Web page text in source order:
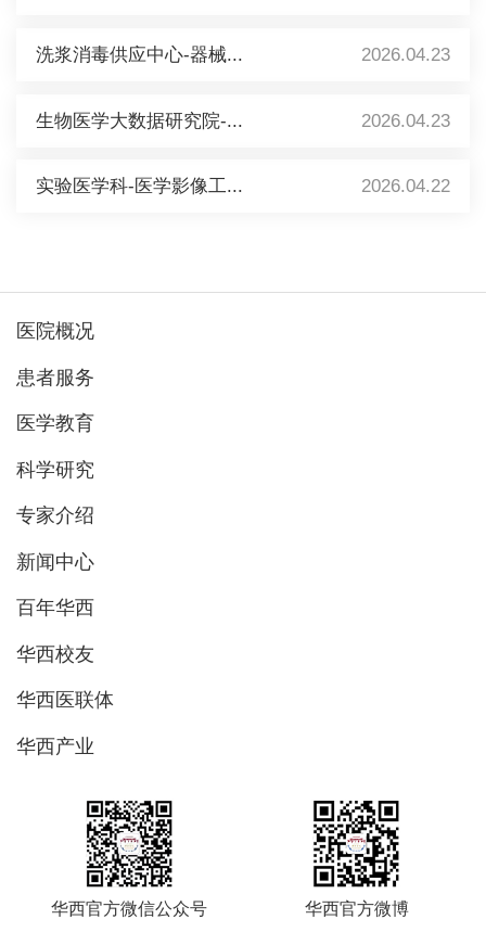
洗浆消毒供应中心-器械... 2026.04.23
生物医学大数据研究院-... 2026.04.23
实验医学科-医学影像工... 2026.04.22
医院概况
患者服务
医学教育
科学研究
专家介绍
新闻中心
百年华西
华西校友
华西医联体
华西产业
华西官方微信公众号 华西官方微博